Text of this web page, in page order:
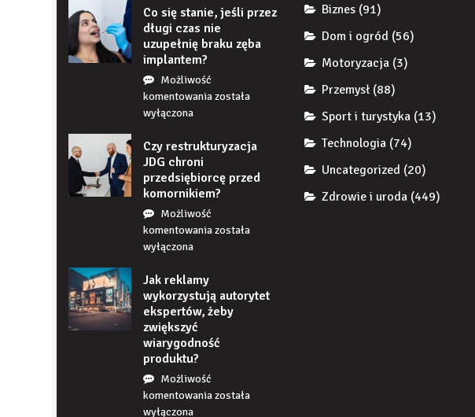
Co się stanie, jeśli przez
długi czas nie
uzupełnię braku zęba
implantem?
Możliwość
komentowaniaCo
jeśli
długi
czas
uzupełnię
została
wyłączona
Czy restrukturyzacja
JDG chroni
przedsiębiorcę przed
komornikiem?
Możliwość
komentowaniaCzy
przedsiębiorcę
przed
została
wyłączona
Jak reklamy
wykorzystują autorytet
ekspertów, żeby
zwiększyć
wiarygodność
produktu?
Możliwość
komentowaniaJak
została
wyłączona
Biznes (91)
Dom i ogród (56)
Motoryzacja (3)
Przemysł (88)
Sport i turystyka (13)
Technologia (74)
Uncategorized (20)
Zdrowie i uroda (449)